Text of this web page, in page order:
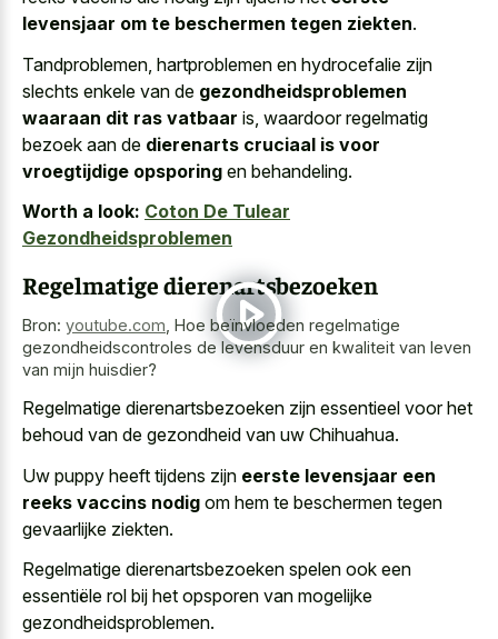
levensjaar om te beschermen tegen ziekten.
Tandproblemen, hartproblemen en hydrocefalie zijn
slechts enkele van de gezondheidsproblemen
waaraan dit ras vatbaar is, waardoor regelmatig
bezoek aan de dierenarts cruciaal is voor
vroegtijdige opsporing en behandeling.
Worth a look: Coton De Tulear
Gezondheidsproblemen
Regelmatige dierenartsbezoeken
Bron: youtube.com Hoe beïnvloeden regelmatige
gezondheidscontroles de levensduur en kwaliteit van leven
van mijn huisdier?
Regelmatige dierenartsbezoeken zijn essentieel voor het
behoud van de gezondheid van uw Chihuahua.
Uw puppy heeft tijdens zijn eerste levensjaar een
reeks vaccins nodig om hem te beschermen tegen
gevaarlijke ziekten.
Regelmatige dierenartsbezoeken spelen ook een
essentiële rol bij het opsporen van mogelijke
gezondheidsproblemen.